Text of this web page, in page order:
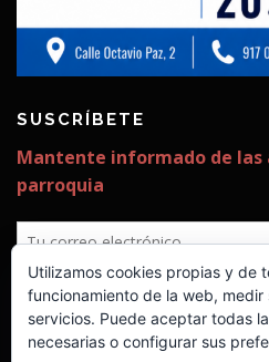
SUSCRÍBETE
Utilizamos cookies propias y de
funcionamiento de la web, medir
servicios. Puede aceptar todas
necesarias o configurar sus